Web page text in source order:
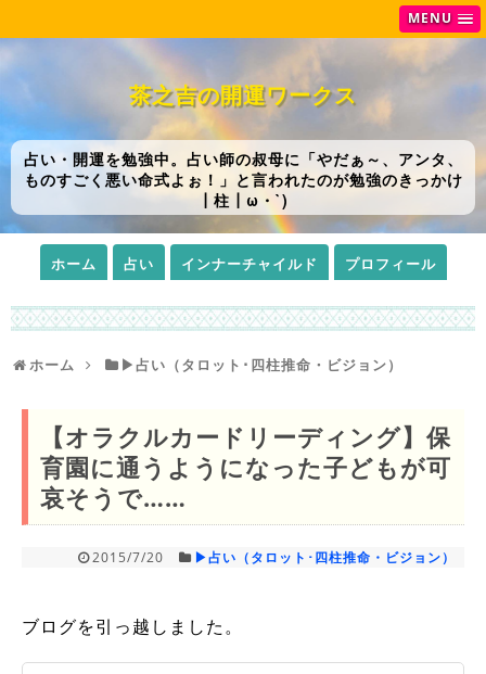
MENU
茶之吉の開運ワークス
占い・開運を勉強中。占い師の叔母に「やだぁ～、アンタ、
ものすごく悪い命式よぉ！」と言われたのが勉強のきっかけ
┃柱┃ω・`)
ホーム 占い インナーチャイルド プロフィール
ホーム ▶占い（タロット･四柱推命・ビジョン）
【オラクルカードリーディング】保
育園に通うようになった子どもが可
哀そうで……
2015/7/20 ▶占い（タロット･四柱推命・ビジョン）
ブログを引っ越しました。